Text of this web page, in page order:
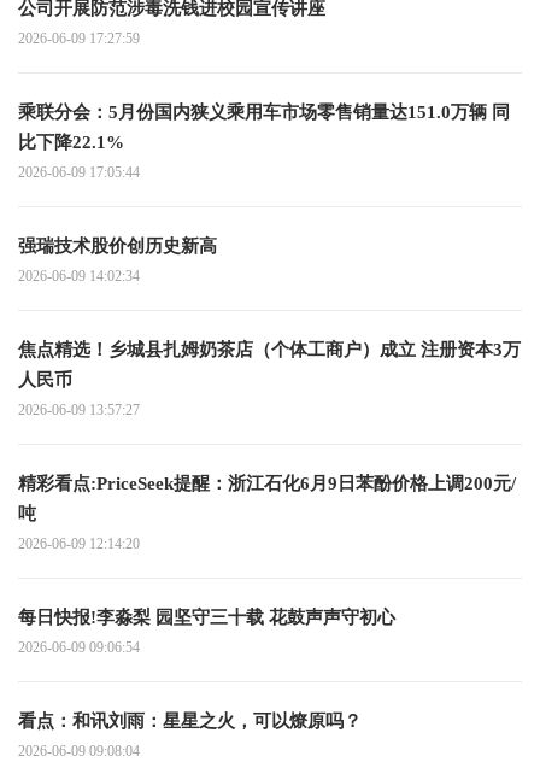
公司开展防范涉毒洗钱进校园宣传讲座
2026-06-09 17:27:59
乘联分会：5月份国内狭义乘用车市场零售销量达151.0万辆 同
比下降22.1%
2026-06-09 17:05:44
强瑞技术股价创历史新高
2026-06-09 14:02:34
焦点精选！乡城县扎姆奶茶店（个体工商户）成立 注册资本3万
人民币
2026-06-09 13:57:27
精彩看点:PriceSeek提醒：浙江石化6月9日苯酚价格上调200元/
吨
2026-06-09 12:14:20
每日快报!李淼梨 园坚守三十载 花鼓声声守初心
2026-06-09 09:06:54
看点：和讯刘雨：星星之火，可以燎原吗？
2026-06-09 09:08:04